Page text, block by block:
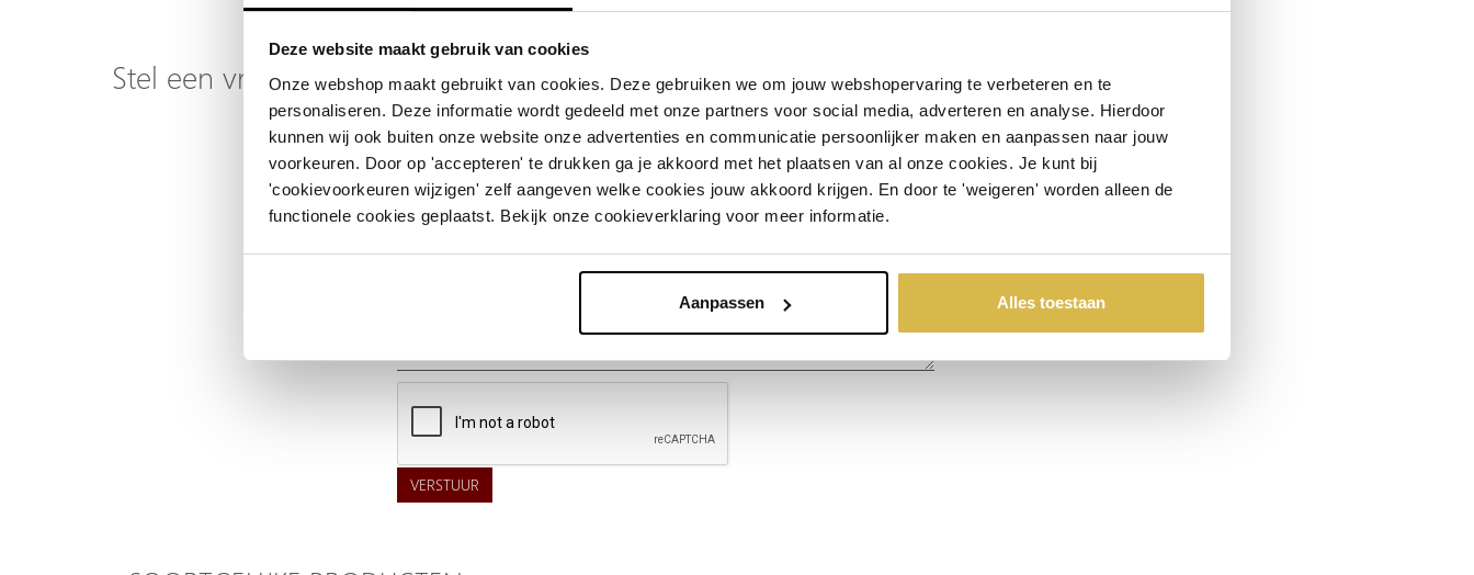
Deze website maakt gebruik van cookies
Onze webshop maakt gebruikt van cookies. Deze gebruiken we om jouw webshopervaring te verbeteren en te
personaliseren. Deze informatie wordt gedeeld met onze partners voor social media, adverteren en analyse. Hierdoor
kunnen wij ook buiten onze website onze advertenties en communicatie persoonlijker maken en aanpassen naar jouw
voorkeuren. Door op 'accepteren' te drukken ga je akkoord met het plaatsen van al onze cookies. Je kunt bij
'cookievoorkeuren wijzigen' zelf aangeven welke cookies jouw akkoord krijgen. En door te 'weigeren' worden alleen de
functionele cookies geplaatst. Bekijk onze cookieverklaring voor meer informatie.
Aanpassen Alles toestaan
Stel een vraag over dit product
Uw naam
Telefoonnummer
VERSTUUR